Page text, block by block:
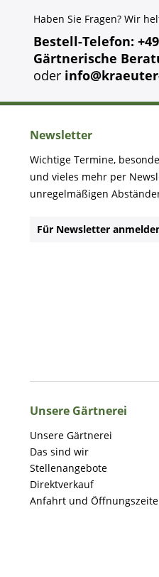
Haben Sie Fragen? Wir
Bestell-Telefon: +49
Gärtnerische
oder
Newsletter
Wichtige Termine,
und vieles mehr per
unregelmäßigen
Für Newsletter
Unsere Gärtnerei
Unsere Gärtnerei
Das sind wir
Stellenangebote
Direktverkauf
Anfahrt und